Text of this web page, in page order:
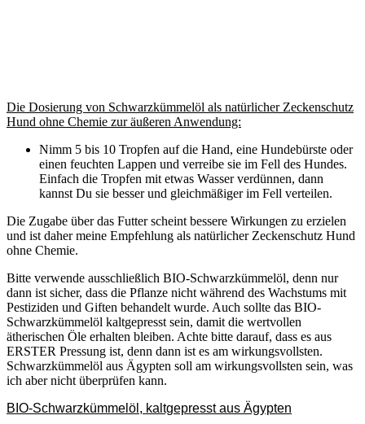
Die Dosierung von Schwarzkümmelöl als natürlicher Zeckenschutz
Hund ohne Chemie zur äußeren Anwendung:
Nimm 5 bis 10 Tropfen auf die Hand, eine Hundebürste oder
einen feuchten Lappen und verreibe sie im Fell des Hundes.
Einfach die Tropfen mit etwas Wasser verdünnen, dann
kannst Du sie besser und gleichmäßiger im Fell verteilen.
Die Zugabe über das Futter scheint bessere Wirkungen zu erzielen
und ist daher meine Empfehlung als natürlicher Zeckenschutz Hund
ohne Chemie.
Bitte verwende ausschließlich BIO-Schwarzkümmelöl, denn nur
dann ist sicher, dass die Pflanze nicht während des Wachstums mit
Pestiziden und Giften behandelt wurde. Auch sollte das BIO-
Schwarzkümmelöl kaltgepresst sein, damit die wertvollen
ätherischen Öle erhalten bleiben. Achte bitte darauf, dass es aus
ERSTER Pressung ist, denn dann ist es am wirkungsvollsten.
Schwarzkümmelöl aus Ägypten soll am wirkungsvollsten sein, was
ich aber nicht überprüfen kann.
BIO-Schwarzkümmelöl, kaltgepresst aus Ägypten